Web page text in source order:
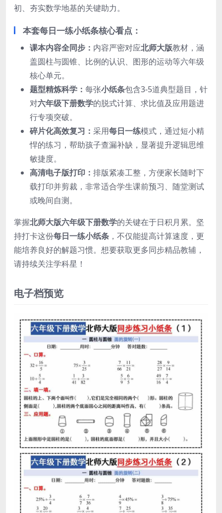
初、夯实数学地基的关键助力。
本套每日一练小纸条核心看点：
课本内容全同步： 内容严密对应北师大版教材，涵
盖圆柱与圆锥、比例的认识、图形的运动等六年级
核心单元。
题型精炼科学： 每张小纸条包含3-5道典型题目，针
对六年级下册数学的脱式计算、求比值及应用题进
行专项突破。
碎片化高效复习： 采用每日一练模式，通过短小精
悍的练习，帮助孩子查漏补缺，显著提升逻辑思维
敏捷度。
高清电子版打印： 排版紧凑工整，方便家长随时下
载打印并剪裁，非常适合学生课前预习、随堂测试
或晚间自测。
掌握北师大版六年级下册数学的关键在于日积月累。坚
持打卡这份每日一练小纸条 ，不仅能提高计算速度，更
能培养良好的解题习惯。想要获取更多同步精品教辅，
请持续关注学科星！
电子档预览